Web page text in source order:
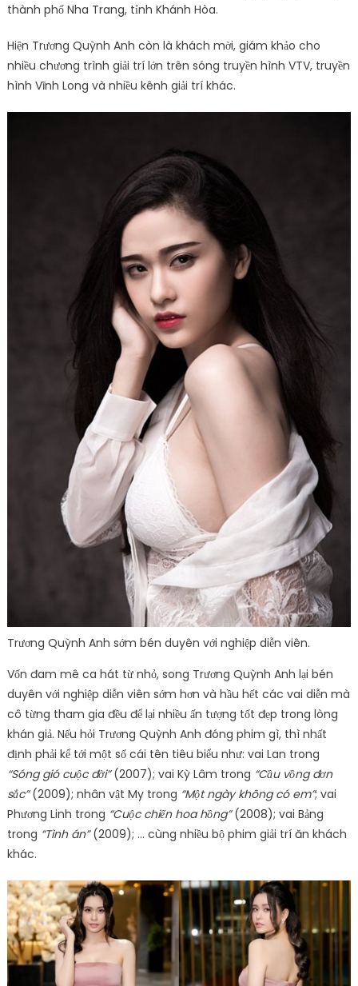
thành phố Nha Trang, tỉnh Khánh Hòa.
Hiện Trương Quỳnh Anh còn là khách mời, giám khảo cho
nhiều chương trình giải trí lớn trên sóng truyền hình VTV, truyền
hình Vĩnh Long và nhiều kênh giải trí khác.
Trương Quỳnh Anh sớm bén duyên với nghiệp diễn viên.
Vốn đam mê ca hát từ nhỏ, song Trương Quỳnh Anh lại bén
duyên với nghiệp diễn viên sớm hơn và hầu hết các vai diễn mà
cô từng tham gia đều để lại nhiều ấn tượng tốt đẹp trong lòng
khán giả. Nếu hỏi Trương Quỳnh Anh đóng phim gì, thì nhất
định phải kể tới một số cái tên tiêu biểu như: vai Lan trong
“Sóng gió cuộc đời”(2007); vai Kỳ Lâm trong “Cầu vồng đơn
sắc”(2009); nhân vật My trong “Một ngày không có em”; vai
Phương Linh trong “Cuộc chiến hoa hồng”(2008); vai Bảng
trong “Tình án”(2009); … cùng nhiều bộ phim giải trí ăn khách
khác.